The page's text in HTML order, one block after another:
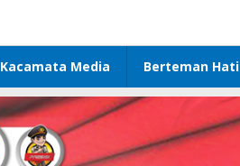
Kacamata Media Berteman Hati